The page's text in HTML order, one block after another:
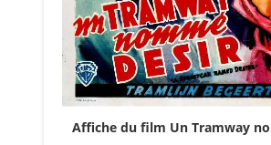
Affiche du film Un Tramway